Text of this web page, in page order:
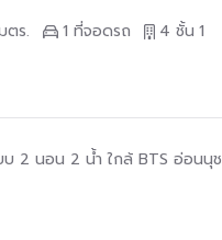
ตร. 1 ที่จอดรถ 4 ชั้น 1
บ 2 นอน 2 น้ำ ใกล้ BTS อ่อนนุช